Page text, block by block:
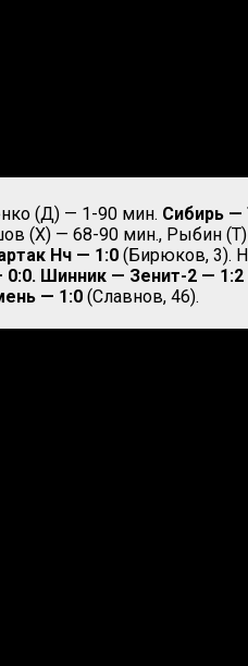
(Д) — 1-90 мин. Сибирь —
(Х) — 68-90 мин., Рыбин
Нч — 1:0 (Бирюков, 3).
Шинник — Зенит-2 — 1:2
— 1:0 (Славнов, 46).